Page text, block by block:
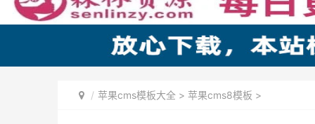
苹果cms模板大全 > 苹果cms8模板 >